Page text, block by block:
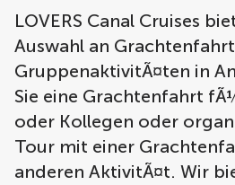
LOVERS Canal Cruises
Auswahl an
GruppenaktivitÃ¤ten in
Sie eine Grachtenfahrt
oder Kollegen oder
Tour mit einer
anderen AktivitÃ¤t. Wir